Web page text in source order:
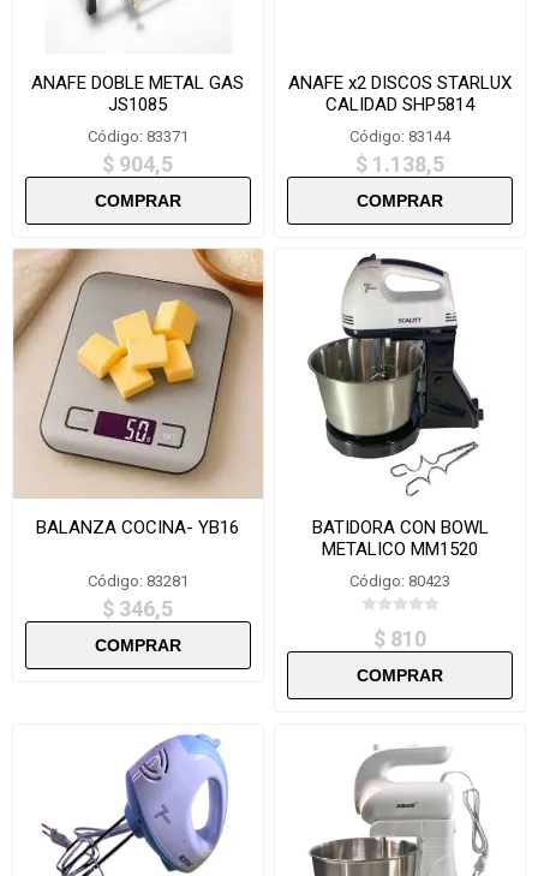
ANAFE DOBLE METAL GAS
JS1085
Código: 83371
$ 904,5
ANAFE x2 DISCOS STARLUX
CALIDAD SHP5814
Código: 83144
$ 1.138,5
BALANZA COCINA- YB16
Código: 83281
$ 346,5
BATIDORA CON BOWL
METALICO MM1520
Código: 80423
$ 810